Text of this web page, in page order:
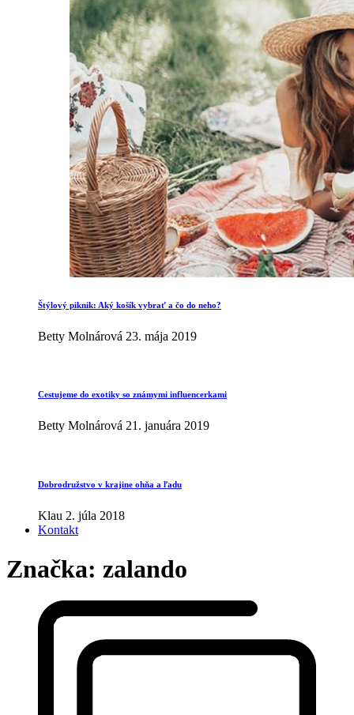
Štýlový piknik: Aký košík vybrať a čo do neho?
Betty Molnárová 23. mája 2019
Cestujeme do exotiky so známymi influencerkami
Betty Molnárová 21. januára 2019
Dobrodružstvo v krajine ohňa a ľadu
Klau 2. júla 2018
Kontakt
Značka: zalando